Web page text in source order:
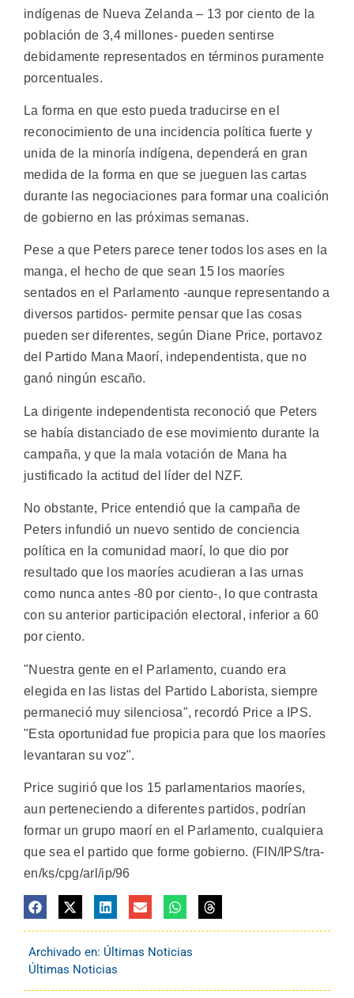
indígenas de Nueva Zelanda – 13 por ciento de la
población de 3,4 millones- pueden sentirse
debidamente representados en términos puramente
porcentuales.
La forma en que esto pueda traducirse en el
reconocimiento de una incidencia política fuerte y
unida de la minoría indígena, dependerá en gran
medida de la forma en que se jueguen las cartas
durante las negociaciones para formar una coalición
de gobierno en las próximas semanas.
Pese a que Peters parece tener todos los ases en la
manga, el hecho de que sean 15 los maoríes
sentados en el Parlamento -aunque representando a
diversos partidos- permite pensar que las cosas
pueden ser diferentes, según Diane Price, portavoz
del Partido Mana Maorí, independentista, que no
ganó ningún escaño.
La dirigente independentista reconoció que Peters
se había distanciado de ese movimiento durante la
campaña, y que la mala votación de Mana ha
justificado la actitud del líder del NZF.
No obstante, Price entendió que la campaña de
Peters infundió un nuevo sentido de conciencia
política en la comunidad maorí, lo que dio por
resultado que los maoríes acudieran a las urnas
como nunca antes -80 por ciento-, lo que contrasta
con su anterior participación electoral, inferior a 60
por ciento.
"Nuestra gente en el Parlamento, cuando era
elegida en las listas del Partido Laborista, siempre
permaneció muy silenciosa", recordó Price a IPS.
"Esta oportunidad fue propicia para que los maoríes
levantaran su voz".
Price sugirió que los 15 parlamentarios maoríes,
aun perteneciendo a diferentes partidos, podrían
formar un grupo maorí en el Parlamento, cualquiera
que sea el partido que forme gobierno. (FIN/IPS/tra-
en/ks/cpg/arl/ip/96
Archivado en: Últimas Noticias
Últimas Noticias